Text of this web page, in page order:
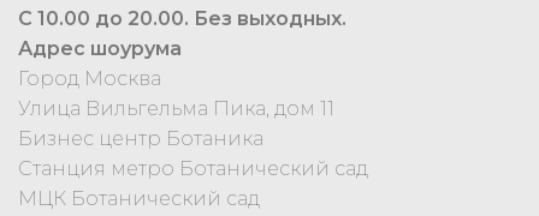
С 10.00 до 20.00. Без выходных.
Адрес шоурума
Город Москва
Улица Вильгельма Пика, дом 11
Бизнес центр Ботаника
Станция метро Ботанический сад
МЦК Ботанический сад